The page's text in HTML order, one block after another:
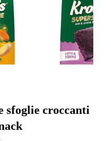
sfoglie croccanti